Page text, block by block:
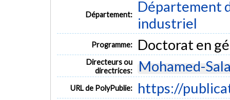
Département:
Département
industriel
Programme: Doctorat en
Directeurs ou
directrices:
Mohamed-
URL de PolyPublie: https://